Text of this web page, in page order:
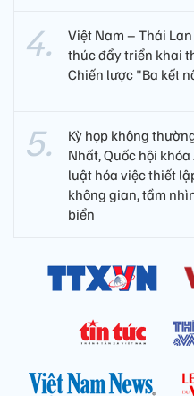
Việt Nam – Thái
thúc đẩy triển khai
Chiến lược "Ba kết
Kỳ họp không
Nhất, Quốc hội
luật hóa việc thiết
không gian, tầm
biển